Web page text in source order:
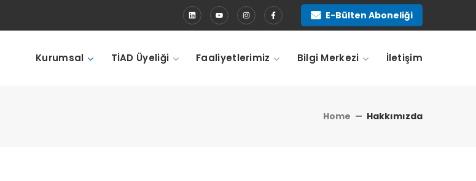
E-Bülten Aboneliği
Kurumsal TİAD Üyeliği Faaliyetlerimiz Bilgi Merkezi İletişim
Home Hakkımızda